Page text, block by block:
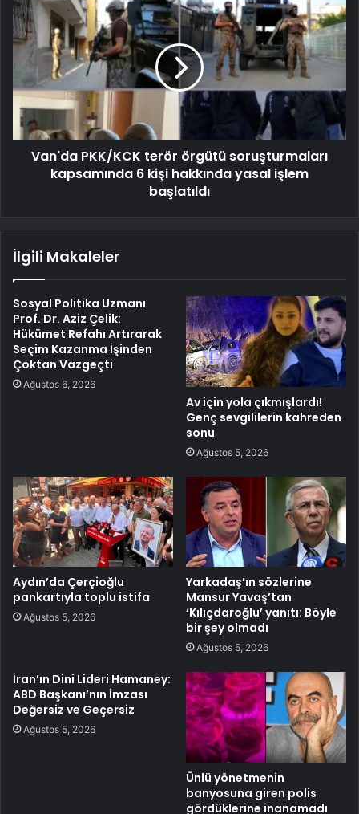
Van'da PKK/KCK terör örgütü soruşturmaları
kapsamında 6 kişi hakkında yasal işlem
başlatıldı
İlgili Makaleler
Sosyal Politika Uzmanı
Prof. Dr. Aziz Çelik:
Hükümet Refahı Artırarak
Seçim Kazanma İşinden
Çoktan Vazgeçti
Ağustos 6, 2026
Av için yola çıkmışlardı!
Genç sevgililerin kahreden
sonu
Ağustos 5, 2026
Aydın’da Çerçioğlu
pankartıyla toplu istifa
Ağustos 5, 2026
Yarkadaş’ın sözlerine
Mansur Yavaş’tan
‘Kılıçdaroğlu’ yanıtı: Böyle
bir şey olmadı
Ağustos 5, 2026
İran’ın Dini Lideri Hamaney:
ABD Başkanı’nın İmzası
Değersiz ve Geçersiz
Ağustos 5, 2026
Ünlü yönetmenin
banyosuna giren polis
gördüklerine inanamadı